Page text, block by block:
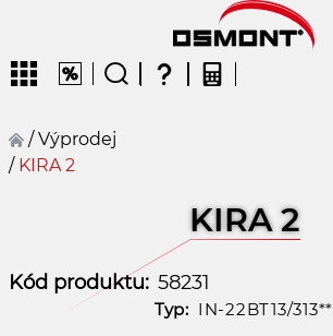
/Výprodej
/ KIRA 2
KIRA 2
Kód produktu: 58231
Typ: IN-22BT13/313**